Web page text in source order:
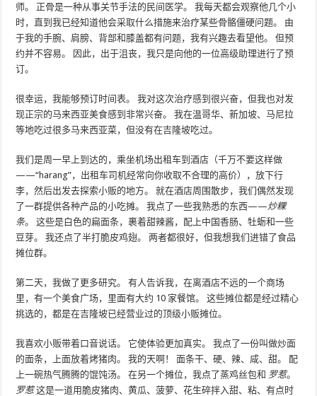
师。 正骨是一种从事关节手法的民间医学。 我每天都会观察他几个小
时，直到我已经知道他会采取什么措施来治疗某些骨骼僵硬问题。 由
于我的手腕、肩膀、背部和膝盖都有问题，我有兴趣去看望他。 但预
约并不容易。 因此，出于沮丧，我只是向他的一位高级助理进行了预
订。
很幸运，我能够预订时间表。 我对这次治疗感到很兴奋，但我也对发
现正宗的马来西亚美食感到非常兴奋。 我在温哥华、新加坡、马尼拉
等地吃过很多马来西亚菜，但没有在吉隆坡吃过。
我们是周一早上到达的，乘坐机场出租车到酒店（千万不要这样做
——“harang”，出租车司机经常向你收取不合理的高价），放下行
李，然后出发去探索小贩的地方。 就在酒店周围散步，我们偶然发现
了一群提供各种产品的小吃摊。 我点了一些我熟悉的东西—— 炒粿
条。 这些是白色的扁面条，裹着甜辣酱，配上中国香肠、牡蛎和一些
豆芽。 我还点了半打脆皮鸡翅。 两者都很好，但我想我们进错了食品
摊位群。
第二天，我做了更多研究。 有人告诉我，在离酒店不远的一个商场
里，有一个美食广场，里面有大约 10 家餐馆。 这些摊位都是经过精心
挑选的，都是在吉隆坡已经营业过的顶级小贩摊位。
我喜欢小贩带着口音说话。 它使体验更加真实。 我点了一份叫做炒面
的面条，上面放着烤猪肉。 我的天啊！ 面条干、硬、辣、咸、甜。 配
上一碗热气腾腾的馄饨汤。 在另一个摊位，我点了蒸鸡丝包和 罗惹。
罗惹这是一道用脆皮猪肉、黄瓜、菠萝、花生碎拌入甜、粘、有点时